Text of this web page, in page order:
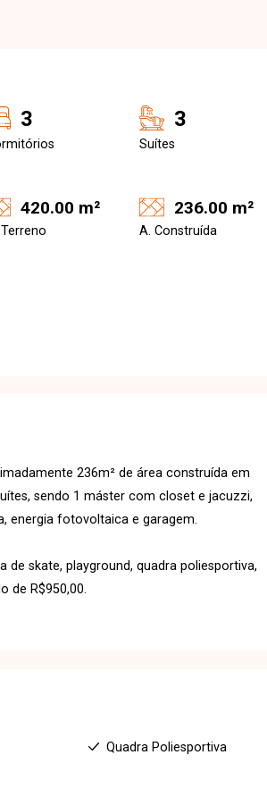
3 3
Suítes
420.00 m² 236.00 m²
A. Construída
236m² de área construída em
sendo 1 máster com closet e jacuzzi,
energia fotovoltaica e garagem.
skate, playground, quadra poliesportiva,
de R$950,00.
Quadra Poliesportiva